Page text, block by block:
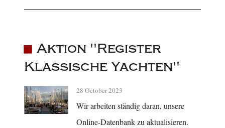
Aktion "Register
Klassische Yachten"
28 October 2023
Wir arbeiten ständig daran, unsere
Online-Datenbank zu aktualisieren.